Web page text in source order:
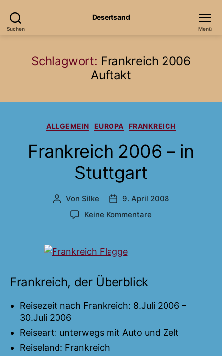
Suchen
Desertsand
Menü
Schlagwort: Frankreich 2006
Auftakt
Kategorien
ALLGEMEIN EUROPA FRANKREICH
Frankreich 2006 – in
Stuttgart
Beitragsautor
Von Silke Veröffentlichungsdatum
9. April 2008
Keine Kommentare
Frankreich, der Überblick
Reisezeit nach Frankreich: 8.Juli 2006 –
30.Juli 2006
Reiseart: unterwegs mit Auto und Zelt
Reiseland: Frankreich